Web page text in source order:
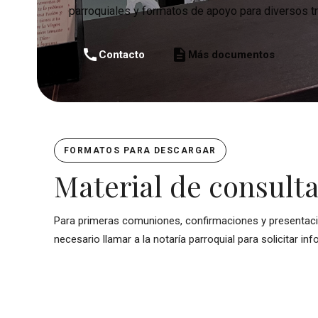
parroquiales y formatos de apoyo para diversos
call Contacto description Más documentos
FORMATOS PARA DESCARGAR
Material de
Para primeras comuniones, confirmaciones y
necesario llamar a la notaría parroquial para solicitar